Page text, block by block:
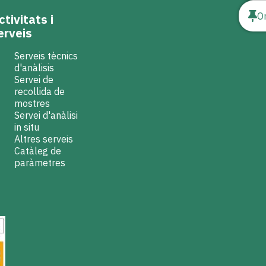
i
Serveis tècnics
d'anàlisis
Servei de
recollida de
mostres
Servei d'anàlisi
in situ
Altres serveis
Catàleg de
paràmetres